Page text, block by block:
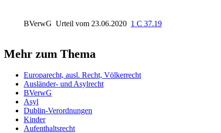
BVerwG Urteil vom 23.06.2020 1 C 37.19
Mehr zum Thema
Europarecht, ausl. Recht, Völkerrecht
Ausländer- und Asylrecht
BVerwG
Asyl
Dublin-Verordnungen
Kinder
Aufenthaltsrecht